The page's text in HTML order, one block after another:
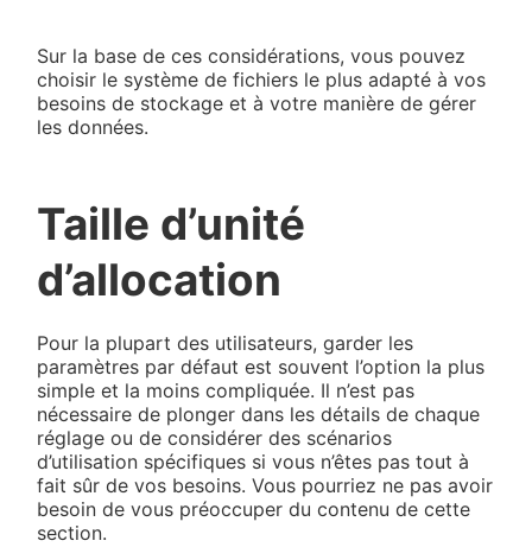
Sur la base de ces considérations, vous pouvez
choisir le système de fichiers le plus adapté à vos
besoins de stockage et à votre manière de gérer
les données.
Taille d’unité
d’allocation
Pour la plupart des utilisateurs, garder les
paramètres par défaut est souvent l’option la plus
simple et la moins compliquée. Il n’est pas
nécessaire de plonger dans les détails de chaque
réglage ou de considérer des scénarios
d’utilisation spécifiques si vous n’êtes pas tout à
fait sûr de vos besoins. Vous pourriez ne pas avoir
besoin de vous préoccuper du contenu de cette
section.